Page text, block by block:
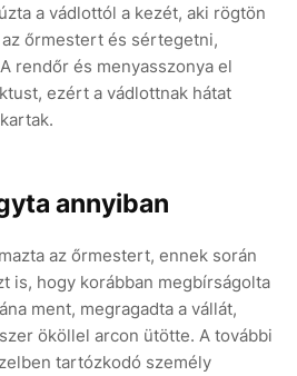
a vádlottól a kezét, aki rögtön
őrmestert és sértegetni,
rendőr és menyasszonya el
ezért a vádlottnak hátat
annyiban
az őrmestert, ennek során
is, hogy korábban megbírságolta
ment, megragadta a vállát,
ököllel arcon ütötte. A további
tartózkodó személy